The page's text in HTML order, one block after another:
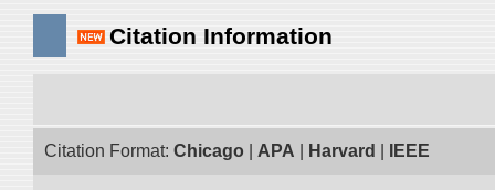
Citation Information
Citation Format: Chicago APA Harvard IEEE